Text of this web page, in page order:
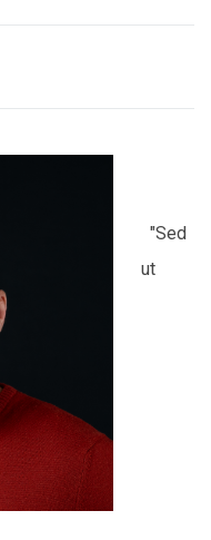
"Sed
ut